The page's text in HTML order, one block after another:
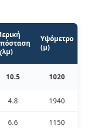
Υψόμετρο
(μ)
10.5 1020
4.8 1940
6.6 1150